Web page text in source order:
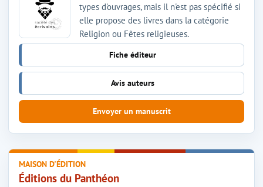
types d'ouvrages, mais il n'est pas spécifié si
elle propose des livres dans la catégorie
Religion ou Fêtes religieuses.
Fiche éditeur
Avis auteurs
Envoyer un manuscrit
MAISON D'ÉDITION
Éditions du Panthéon